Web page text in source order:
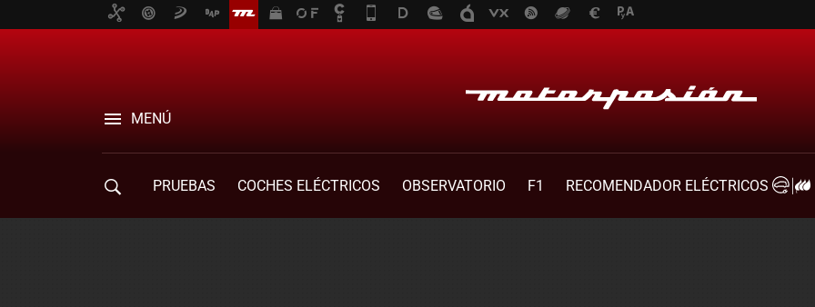
MENÚ
PRUEBAS COCHES ELÉCTRICOS OBSERVATORIO F1
RECOMENDADOR ELÉCTRICOS